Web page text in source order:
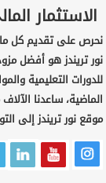
الاستثمار
نحرص على تقديم كل
نور تريندز هو أفضل
للدورات التعليمية
الماضية، ساعدنا
موقع نور تريندز إلى